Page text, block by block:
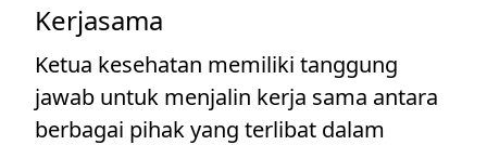
Kerjasama
Ketua kesehatan memiliki tanggung
jawab untuk menjalin kerja sama antara
berbagai pihak yang terlibat dalam